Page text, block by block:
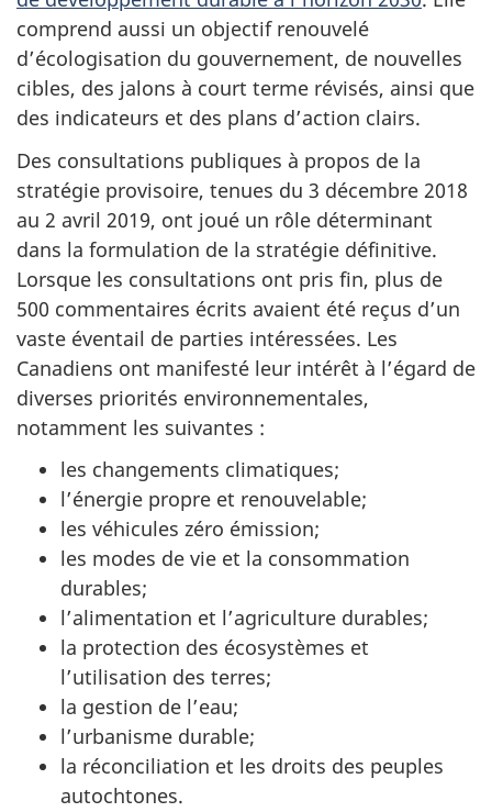
comprend aussi un objectif renouvelé
d’écologisation du gouvernement, de nouvelles
cibles, des jalons à court terme révisés, ainsi que
des indicateurs et des plans d’action clairs.
Des consultations publiques à propos de la
stratégie provisoire, tenues du 3 décembre 2018
au 2 avril 2019, ont joué un rôle déterminant
dans la formulation de la stratégie définitive.
Lorsque les consultations ont pris fin, plus de
500 commentaires écrits avaient été reçus d’un
vaste éventail de parties intéressées. Les
Canadiens ont manifesté leur intérêt à l’égard de
diverses priorités environnementales,
notamment les suivantes :
les changements climatiques;
l’énergie propre et renouvelable;
les véhicules zéro émission;
les modes de vie et la consommation
durables;
l’alimentation et l’agriculture durables;
la protection des écosystèmes et
l’utilisation des terres;
la gestion de l’eau;
l’urbanisme durable;
la réconciliation et les droits des peuples
autochtones.